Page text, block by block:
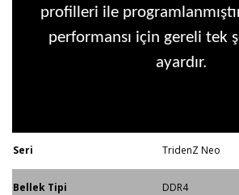
profilleri ile
performansı için gereli tek
ayardır.
Seri TridenZ Neo
Bellek Tipi DDR4